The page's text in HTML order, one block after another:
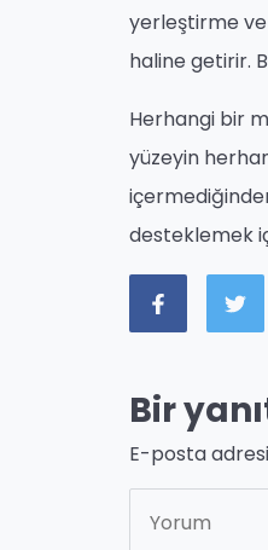
yerleştirme ve
haline getirir.
Herhangi bir
yüzeyin
desteklemek
Bir
E-posta